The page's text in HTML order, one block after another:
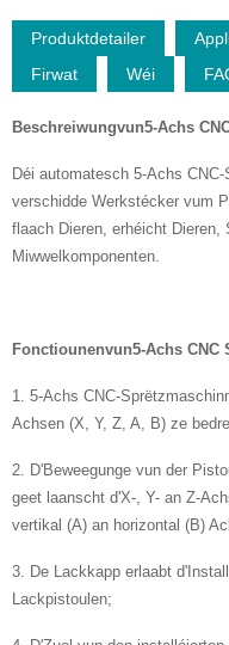
Produktdetailer
Firwat
Wéi
Beschreiwungvun5-Achs
Déi automatesch 5-Achs
verschidde Werkstécker vum
flaach Dieren, erhéicht Dieren,
Miwwelkomponenten.
Fonctiounenvun5-Achs CNC
1. 5-Achs CNC-
Achsen (X, Y, Z, A, B) ze
2. D'Beweegunge vun der
geet laanscht d'X-, Y- an Z-
vertikal (A) an horizontal (B)
3. De Lackkapp erlaabt
Lackpistoulen;